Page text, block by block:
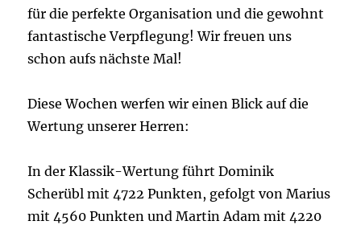
für die perfekte Organisation und die gewohnt
fantastische Verpflegung! Wir freuen uns
schon aufs nächste Mal!
Diese Wochen werfen wir einen Blick auf die
Wertung unserer Herren:
In der Klassik-Wertung führt Dominik
Scherübl mit 4722 Punkten, gefolgt von Marius
mit 4560 Punkten und Martin Adam mit 4220